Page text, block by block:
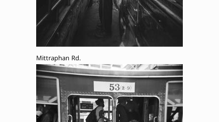
Mittraphan Rd.